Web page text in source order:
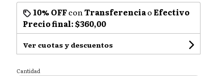
10% OFFcon Transferenciao Efectivo
Precio final:$360,00
Ver cuotas y descuentos
Cantidad